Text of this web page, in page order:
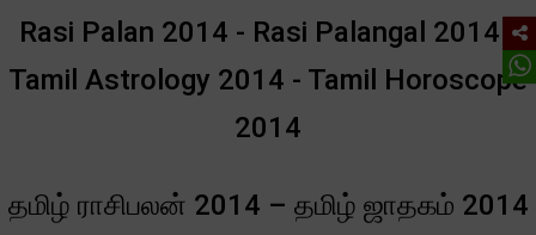
Rasi Palan 2014 - Rasi Palangal 2014 -
Tamil Astrology 2014 - Tamil Horoscope
2014
தமிழ் ராசிபலன் 2014 – தமிழ் ஜாதகம் 2014